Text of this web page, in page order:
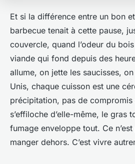
Et si la différence entre un bon
barbecue tenait à cette pause,
couvercle, quand l’odeur du
viande qui fond depuis des
allume, on jette les saucisses,
Unis, chaque cuisson est une
précipitation, pas de compromis
s’effiloche d’elle-même, le gras
fumage enveloppe tout. Ce
manger dehors. C’est vivre